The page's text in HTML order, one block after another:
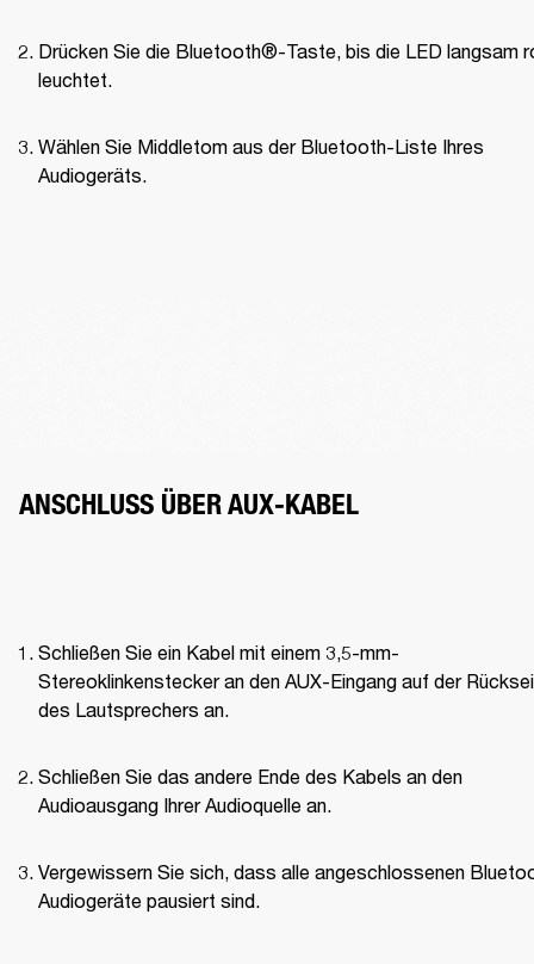
Drücken Sie die Bluetooth®-Taste, bis die LED langsam
leuchtet.
Wählen Sie Middletom aus der Bluetooth-Liste Ihres
Audiogeräts.
ANSCHLUSS ÜBER AUX-KABEL
Schließen Sie ein Kabel mit einem 3,5-mm-
Stereoklinkenstecker an den AUX-Eingang auf der
des Lautsprechers an.
Schließen Sie das andere Ende des Kabels an den
Audioausgang Ihrer Audioquelle an.
Vergewissern Sie sich, dass alle angeschlossenen
Audiogeräte pausiert sind.